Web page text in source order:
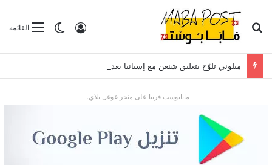
القائمةالوضع
تسجيل الدخول بحث عن
ميلوني تلوّح بتعليق شنغن مع إسبانيا بعد موجة الهجرة في سبتة
مابابوست قريبا على متجر غوغل بلاي...